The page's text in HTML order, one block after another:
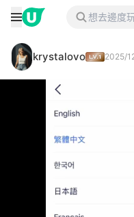
krystalovo 2025/